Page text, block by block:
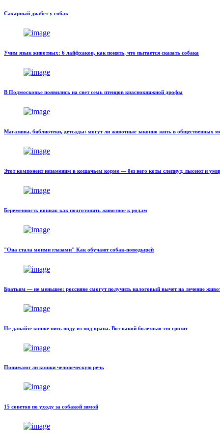
Сахарный диабет у собак
Учим язык животных: 6 лайфхаков, как понять, что пытается сказать собака
В Подмосковье появились на свет семь птенцов краснокнижной дрофы
Магазины, библиотеки, детсады: могут ли животные законно жить в общественных
Этот компонент незаменим в кошачьем корме — без него коты слепнут, лысеют и
Беременность кошки: как подготовить животное к родам
"Она стала моими глазами" Как обучают собак-поводырей
Братьям — не меньшее: россияне смогут получить налоговый вычет на лечение
Не давайте кошке пить воду из-под крана. Вот какой болезнью это грозит
Понимают ли кошки человеческую речь
15 советов по уходу за собакой зимой